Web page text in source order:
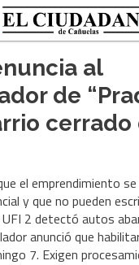
al
de
cerrado
el emprendimiento
y que no pueden
UFI 2 detectó autos
anunció que
7. Exigen